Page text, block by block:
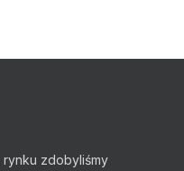
zdobyliśmy